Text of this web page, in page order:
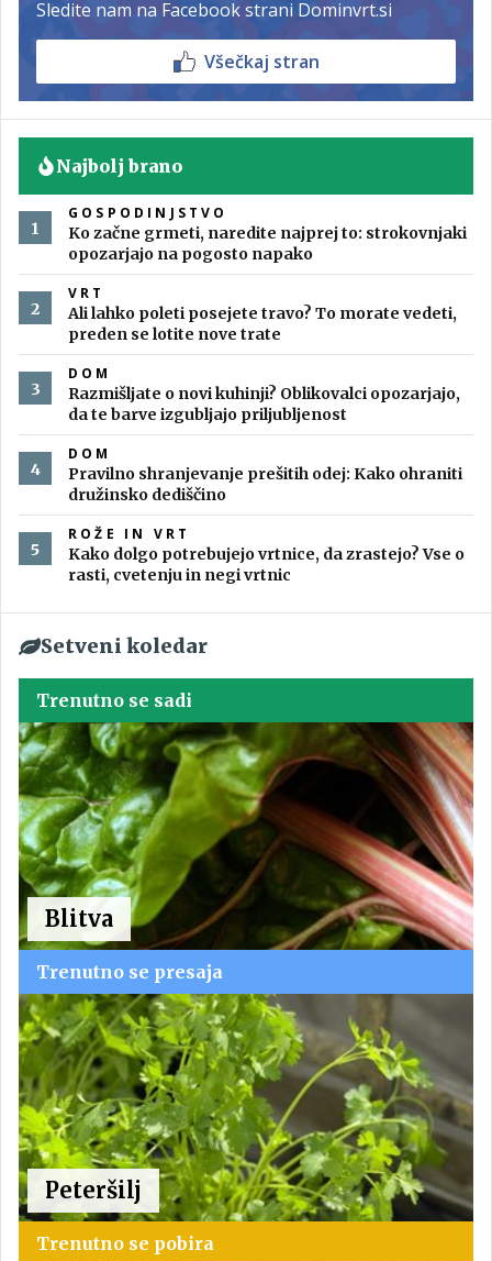
Sledite nam na Facebook strani Dominvrt.si
Všečkaj stran
Najbolj brano
GOSPODINJSTVO
Ko začne grmeti, naredite najprej to: strokovnjaki
opozarjajo na pogosto napako
VRT
Ali lahko poleti posejete travo? To morate vedeti,
preden se lotite nove trate
DOM
Razmišljate o novi kuhinji? Oblikovalci opozarjajo,
da te barve izgubljajo priljubljenost
DOM
Pravilno shranjevanje prešitih odej: Kako ohraniti
družinsko dediščino
ROŽE IN VRT
Kako dolgo potrebujejo vrtnice, da zrastejo? Vse o
rasti, cvetenju in negi vrtnic
Setveni koledar
Trenutno se sadi
Blitva
Trenutno se presaja
Peteršilj
Trenutno se pobira